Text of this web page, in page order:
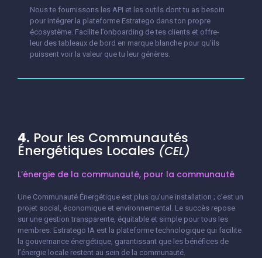
Nous te fournissons les API et les outils dont tu as besoin
pour intégrer la plateforme Estratego dans ton propre
écosystème. Facilite l’onboarding de tes clients et offre-
leur des tableaux de bord en marque blanche pour qu’ils
puissent voir la valeur que tu leur génères.
4. Pour les Communautés
Énergétiques Locales (CEL)
L’énergie de la communauté, pour la communauté
Une Communauté Énergétique est plus qu’une installation ; c’est un
projet social, économique et environnemental. Le succès repose
sur une gestion transparente, équitable et simple pour tous les
membres. Estratego IA est la plateforme technologique qui facilite
la gouvernance énergétique, garantissant que les bénéfices de
l’énergie locale restent au sein de la communauté.